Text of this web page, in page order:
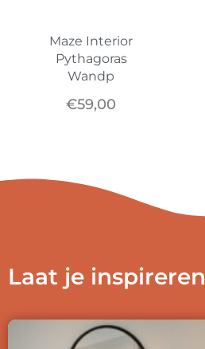
Maze Interior
Pythagoras
Wandp
€59,00
Laat je inspireren